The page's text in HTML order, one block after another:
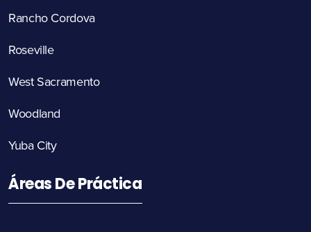
Rancho Cordova
Roseville
West Sacramento
Woodland
Yuba City
Áreas De Práctica